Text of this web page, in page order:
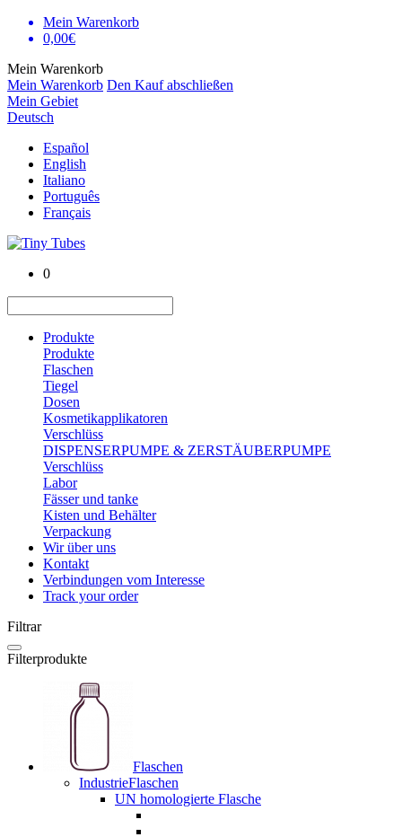
Mein Warenkorb
0,00€
Mein Warenkorb
Mein Warenkorb Den Kauf abschließen
Mein Gebiet
Deutsch
Español
English
Italiano
Português
Français
0
Produkte
Produkte
Flaschen
Tiegel
Dosen
Kosmetikapplikatoren
Verschlüss
DISPENSERPUMPE & ZERSTÄUBERPUMPE
Verschlüss
Labor
Fässer und tanke
Kisten und Behälter
Verpackung
Wir über uns
Kontakt
Verbindungen vom Interesse
Track your order
Filtrar
Filterprodukte
Flaschen
IndustrieFlaschen
UN homologierte Flasche